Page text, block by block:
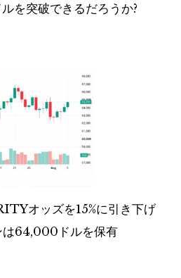
を突破できるだろうか?
オッズを15%に引き下げ
は64,000ドルを保有